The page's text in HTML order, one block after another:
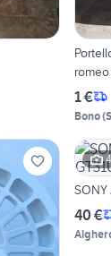
1 €
Bono(
4
SONY
40 €